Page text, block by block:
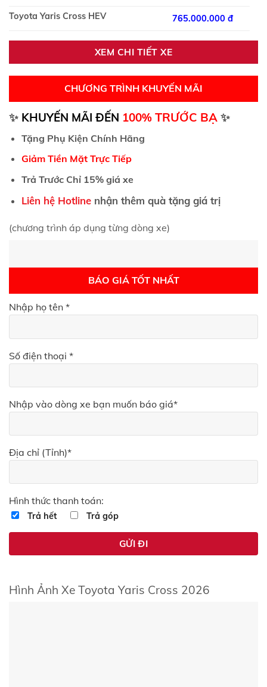
Toyota Yaris Cross HEV 765.000.000 đ
XEM CHI TIẾT XE
CHƯƠNG TRÌNH KHUYẾN MÃI
✨ KHUYẾN MÃI ĐẾN 100% TRƯỚC BẠ ✨
Tặng Phụ Kiện Chính Hãng
Giảm Tiền Mặt Trực Tiếp
Trả Trước Chỉ 15% giá xe
Liên hệ Hotlinenhận thêm quà tặng giá trị
(chương trình áp dụng từng dòng xe)
BÁO GIÁ TỐT NHẤT
Nhập họ tên *
Số điện thoại *
Nhập vào dòng xe bạn muốn báo giá*
Địa chỉ (Tỉnh)*
Hình thức thanh toán:
Trả hết Trả góp
Hình Ảnh Xe Toyota Yaris Cross 2026